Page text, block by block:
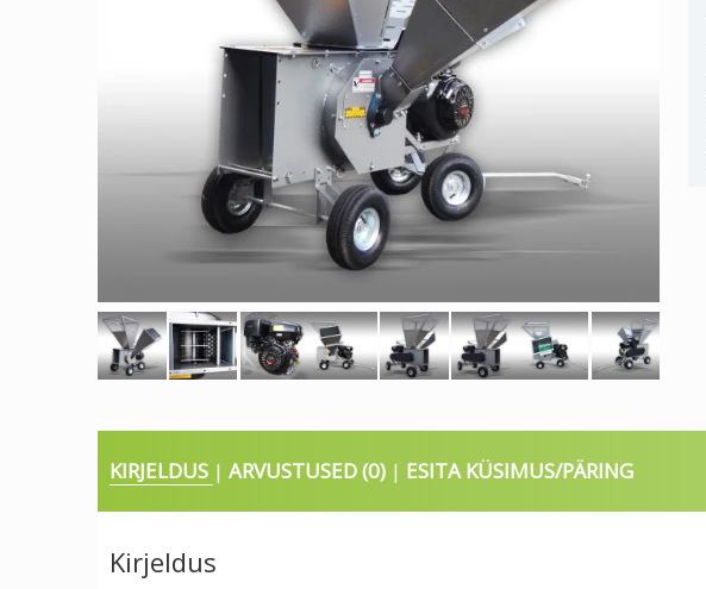
KIRJELDUS ARVUSTUSED (0) ESITA KÜSIMUS/PÄRING
Kirjeldus